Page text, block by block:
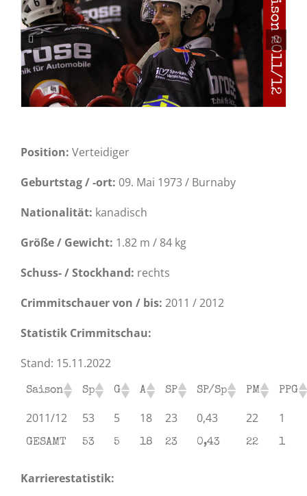
Position: Verteidiger
Geburtstag / -ort: 09. Mai 1973 / Burnaby
Nationalität: kanadisch
Größe / Gewicht: 1.82 m / 84 kg
Schuss- / Stockhand: rechts
Crimmitschauer von / bis: 2011 / 2012
Statistik Crimmitschau:
Stand: 15.11.2022
Saison Sp G A SP SP/Sp PM PPG
2011/12 53 5 18 23 0,43 22 1
GESAMT 53 5 18 23 0,43 22 1
Karrierestatistik: